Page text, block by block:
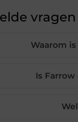
vragen
Waarom
Is